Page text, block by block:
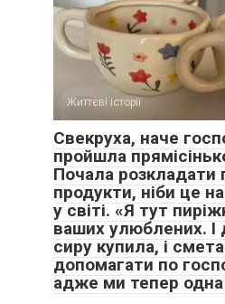
Життєві історії
Свекруха, наче
пройшла
Почала розкладати
продукти, ніби це
у світі. «Я тут
ваших улюблених.
сиру купила, і
допомагати по
адже ми тепер одна